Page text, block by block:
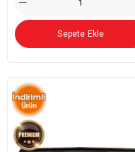
Sepete Ekle